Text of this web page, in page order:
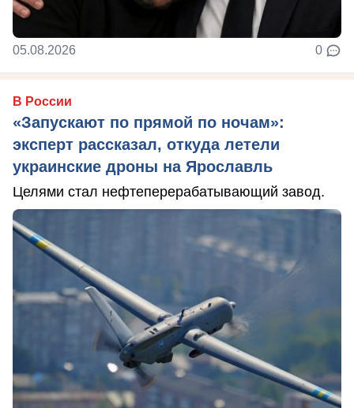
05.08.2026 0
В России
«Запускают по прямой по ночам»:
эксперт рассказал, откуда летели
украинские дроны на Ярославль
Целями стал нефтеперерабатывающий завод.